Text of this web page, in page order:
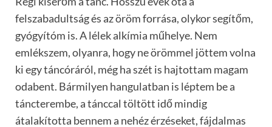
felszabadultság és az öröm forrása, olykor segítőm,
gyógyítóm is. A lélek alkímia műhelye. Nem
emlékszem, olyanra, hogy ne örömmel jöttem volna
ki egy táncóráról, még ha szét is hajtottam magam
odabent. Bármilyen hangulatban is léptem be a
táncterembe, a tánccal töltött idő mindig
átalakította bennem a nehéz érzéseket, fájdalmas